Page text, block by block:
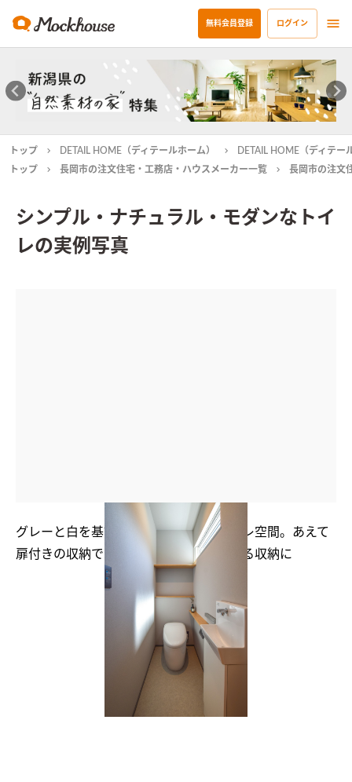
無料会員登録 ログイン
トップ DETAIL HOME（ディテールホーム）
DETAIL HOME（ディテ
トップ
長岡市の注文住宅・工務店・ハウスメーカー一覧 長岡市の注文
シンプル・ナチュラル・モダンなトイ
レの実例写真
グレーと白を基調としたシンプルなトイレ空間。あえて
扉付きの収納ではなく、木の質感を魅せる収納に